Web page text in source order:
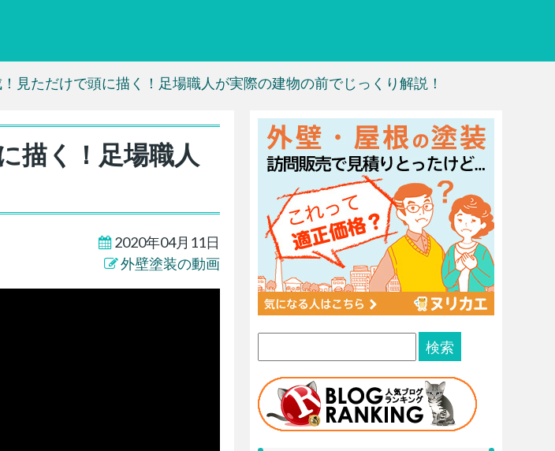
見ただけで頭に描く！足場職人が実際の建物の前でじっくり解説！
描く！足場職人
2020年04月11日
外壁塗装の動画